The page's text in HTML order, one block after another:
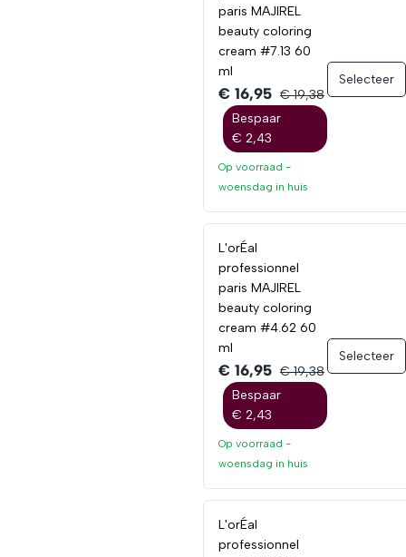
paris MAJIREL
beauty coloring
cream #7.13 60
ml
€ 16,95 € 19,38
Bespaar
€ 2,43
Op voorraad -
woensdag in huis
Selecteer
L'orÉal
professionnel
paris MAJIREL
beauty coloring
cream #4.62 60
ml
€ 16,95 € 19,38
Bespaar
€ 2,43
Op voorraad -
woensdag in huis
Selecteer
L'orÉal
professionnel